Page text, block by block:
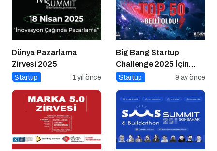
Dünya Pazarlama
Zirvesi 2025
Startup 1 yıl önce
Big Bang Startup
Challenge 2025 İçin
Geri Sayım Başladı
Startup 9 ay önce